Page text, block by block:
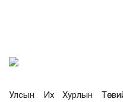
Улсын Их Хурлын